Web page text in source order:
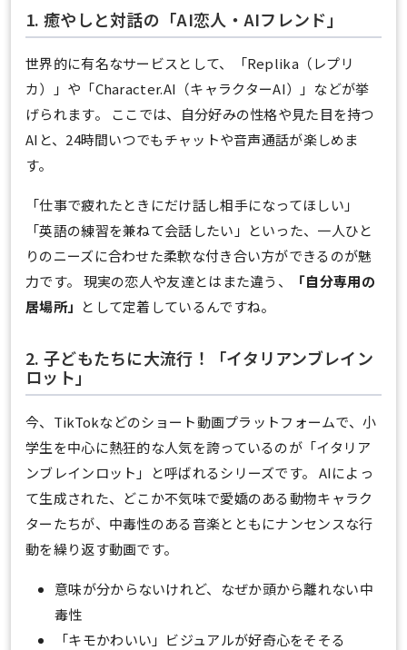
1. 癒やしと対話の「AI恋人・AIフレンド」
世界的に有名なサービスとして、「Replika（レプリ
カ）」や「Character.AI（キャラクターAI）」などが挙
げられます。 ここでは、自分好みの性格や見た目を持つ
AIと、24時間いつでもチャットや音声通話が楽しめま
す。
「仕事で疲れたときにだけ話し相手になってほしい」
「英語の練習を兼ねて会話したい」といった、一人ひと
りのニーズに合わせた柔軟な付き合い方ができるのが魅
力です。 現実の恋人や友達とはまた違う、
「自分専用の
居場所」 として定着しているんですね。
2. 子どもたちに大流行！「イタリアンブレイン
ロット」
今、TikTokなどのショート動画プラットフォームで、小
学生を中心に熱狂的な人気を誇っているのが「イタリア
ンブレインロット」と呼ばれるシリーズです。 AIによっ
て生成された、どこか不気味で愛嬌のある動物キャラク
ターたちが、中毒性のある音楽とともにナンセンスな行
動を繰り返す動画です。
意味が分からないけれど、なぜか頭から離れない中
毒性
「キモかわいい」ビジュアルが好奇心をそそる